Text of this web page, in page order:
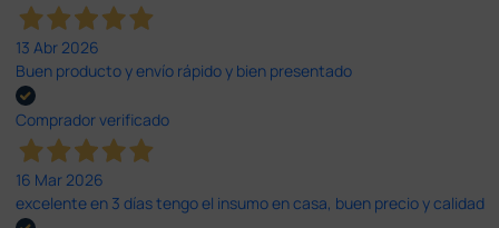
13 Abr 2026
Buen producto y envío rápido y bien presentado
Comprador verificado
16 Mar 2026
excelente en 3 días tengo el insumo en casa, buen precio y calidad